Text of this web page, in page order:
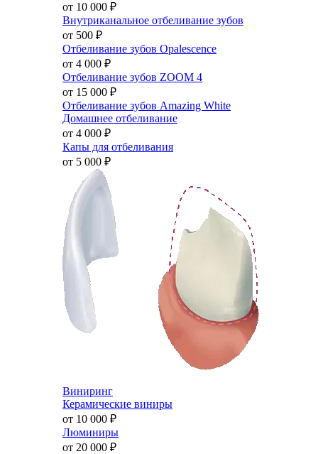
от 10 000 ₽
Внутриканальное отбеливание зубов
от 500 ₽
Отбеливание зубов Opalescence
от 4 000 ₽
Отбеливание зубов ZOOM 4
от 15 000 ₽
Отбеливание зубов Amazing White
Домашнее отбеливание
от 4 000 ₽
Капы для отбеливания
от 5 000 ₽
Виниринг
Керамические виниры
от 10 000 ₽
Люминиры
от 20 000 ₽